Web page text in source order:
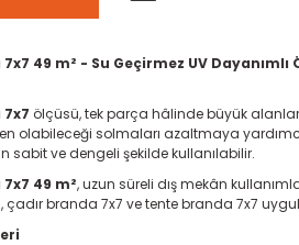
49 m² - Su Geçirmez UV Dayanımlı
ölçüsü, tek parça hâlinde büyük
olabileceği solmaları azaltmaya
sabit ve dengeli şekilde kullanılabilir.
49 m², uzun süreli dış mekân
branda 7x7 ve tente branda 7x7